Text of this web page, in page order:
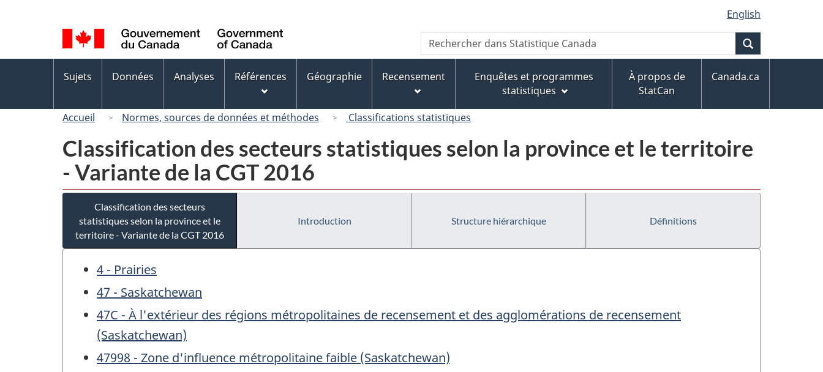
au
Gestionnaire
des
Invitations
au
contenu
principal
« À
propos
de
ce
version
HTML
simplifiée
de
la
langue
English
Canada
Recherche
Rechercher
dans
Canada
des
Sujets Données Analyses Références Géographie Recensement
Enquêtes et programmes
statistiques
À propos de
StatCan
Canada.ca
Accueil Normes, sources de données et méthodes Classifications statistiques
Classification des secteurs statistiques selon la province et le territoire
- Variante de la CGT 2016
Classification des secteurs
statistiques selon la province et le
territoire - Variante de la CGT 2016
Introduction Structure hiérarchique Définitions
4 - Prairies
47 - Saskatchewan
47C - À l'extérieur des régions métropolitaines de recensement et des agglomérations de recensement
(Saskatchewan)
47998 - Zone d'influence métropolitaine faible (Saskatchewan)